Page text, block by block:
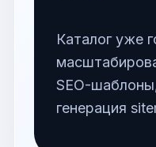
Каталог уже
SEO-
генерация